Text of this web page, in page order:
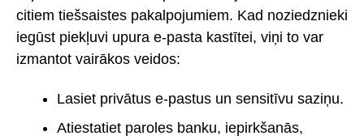
citiem tiešsaistes pakalpojumiem. Kad noziedznieki
iegūst piekļuvi upura e-pasta kastītei, viņi to var
izmantot vairākos veidos:
Lasiet privātus e-pastus un sensitīvu saziņu.
Atiestatiet paroles banku, iepirkšanās,